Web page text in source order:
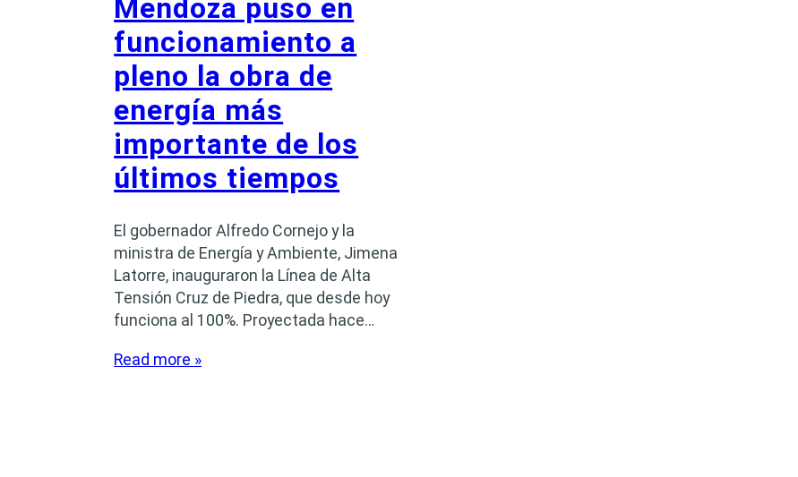
Mendoza puso en
funcionamiento a
pleno la obra de
energía más
importante de los
últimos tiempos
El gobernador Alfredo Cornejo y la
ministra de Energía y Ambiente, Jimena
Latorre, inauguraron la Línea de Alta
Tensión Cruz de Piedra, que desde hoy
funciona al 100%. Proyectada hace…
Read more »